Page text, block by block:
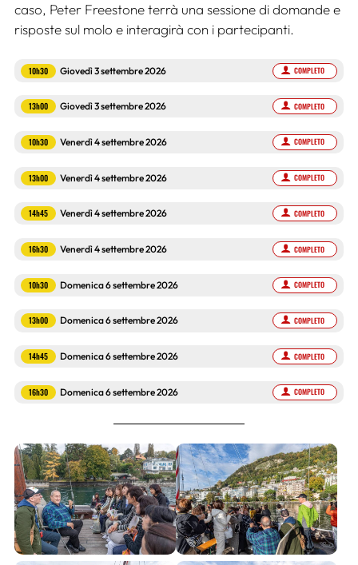
caso, Peter Freestone terrà una sessione di domande e
risposte sul molo e interagirà con i partecipanti.
10h30 Giovedì 3 settembre 2026 COMPLETO
13h00 Giovedì 3 settembre 2026 COMPLETO
10h30 Venerdì 4 settembre 2026 COMPLETO
13h00 Venerdì 4 settembre 2026 COMPLETO
14h45 Venerdì 4 settembre 2026 COMPLETO
16h30 Venerdì 4 settembre 2026 COMPLETO
10h30 Domenica 6 settembre 2026 COMPLETO
13h00 Domenica 6 settembre 2026 COMPLETO
14h45 Domenica 6 settembre 2026 COMPLETO
16h30 Domenica 6 settembre 2026 COMPLETO